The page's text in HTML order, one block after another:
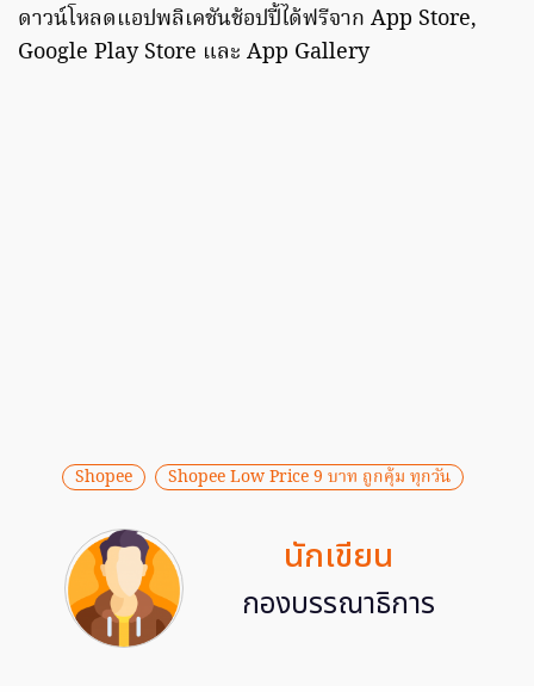
ดาวน์โหลดแอปพลิเคชันช้อปปี้ได้ฟรีจาก App Store,
Google Play Store และ App Gallery
Shopee Shopee Low Price 9 บาท ถูกคุ้ม ทุกวัน
นักเขียน
กองบรรณาธิการ